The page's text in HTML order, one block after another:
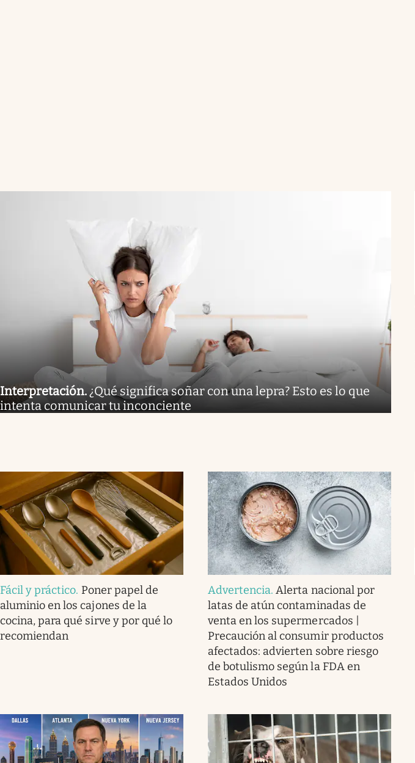
Interpretación. ¿Qué significa soñar con una lepra? Esto es lo que
intenta comunicar tu inconciente
Fácil y práctico. Poner papel de
aluminio en los cajones de la
cocina, para qué sirve y por qué lo
recomiendan
Advertencia.Alerta nacional por
latas de atún contaminadas de
venta en los supermercados |
Precaución al consumir productos
afectados: advierten sobre riesgo
de botulismo según la FDA en
Estados Unidos